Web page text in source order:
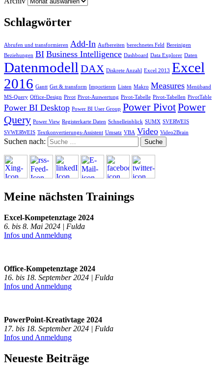
Schlagwörter
Abrufen und transformieren Add-In Aufbereiten berechnetes Feld Bereinigen
Beziehungen BI Business Intelligence Dashboard Data Explorer Daten
Datenmodell DAX Diskrete Anzahl Excel 2013 Excel
2016 Gantt Get & transform Importieren Listen Makro Measures Menüband
MS-Query Office-Design Pivot Pivot-Auswertung Pivot-Tabelle Pivot-Tabellen PivotTable
Power BI Desktop Power BI User Group Power PivotPower
Query Power View Registerkarte Daten Schnelleinblick SUMX SVERWEIS
SVWERWEIS Textkonvertierungs-Assistent Umsatz VBA Video Video2Brain
Suchen nach:
Meine nächsten Trainings
Excel-Kompetenztage 2024
6. bis 8. Mai 2024 | Fulda
Infos und Anmeldung
Office-Kompetenztage 2024
16. bis 18. September 2024 | Fulda
Infos und Anmeldung
PowerPoint-Kreativtage 2024
17. bis 18. September 2024 | Fulda
Infos und Anmeldung
Neueste Beiträge